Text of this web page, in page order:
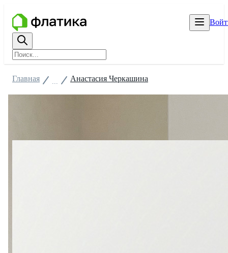
Главная Анастасия Черкашина